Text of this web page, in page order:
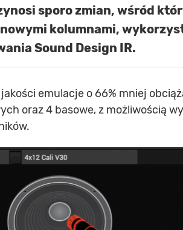
sporo zmian, wśród
kolumnami,
Sound Design IR.
emulacje o 66% mniej
oraz 4 basowe, z możliwością